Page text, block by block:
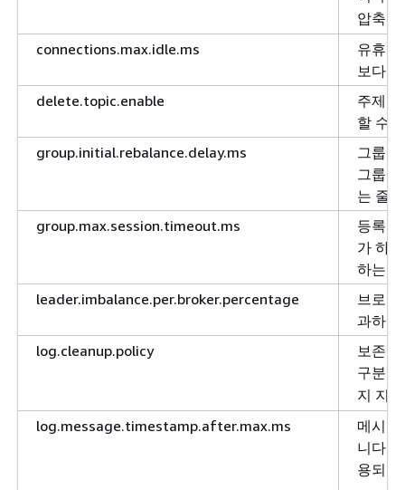
압축
connections.max.idle.ms
유휴
보다
delete.topic.enable
주제
할 수
group.initial.rebalance.delay.ms
그룹
그룹
는 줄
group.max.session.timeout.ms
등록된
가 하
하는
leader.imbalance.per.broker.percentage
브로
과하는
log.cleanup.policy
보존
구분
지 지
log.message.timestamp.after.max.ms
메시지
니다.
용되는